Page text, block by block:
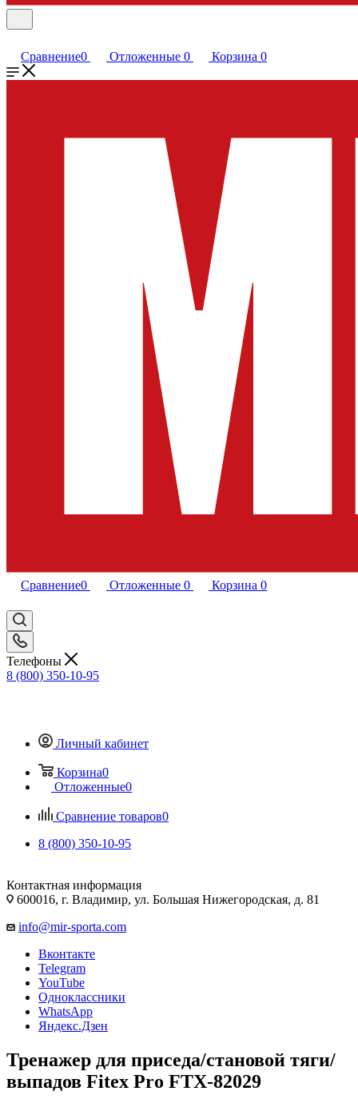
Сравнение0 Отложенные 0 Корзина 0
Сравнение0 Отложенные 0 Корзина 0
Телефоны
8 (800) 350-10-95
Личный кабинет
Корзина0
Отложенные0
Сравнение товаров0
8 (800) 350-10-95
Контактная информация
600016, г. Владимир, ул. Большая Нижегородская, д. 81
info@mir-sporta.com
Вконтакте
Telegram
YouTube
Одноклассники
WhatsApp
Яндекс.Дзен
Тренажер для приседа/становой тяги/
выпадов Fitex Pro FTX-82029